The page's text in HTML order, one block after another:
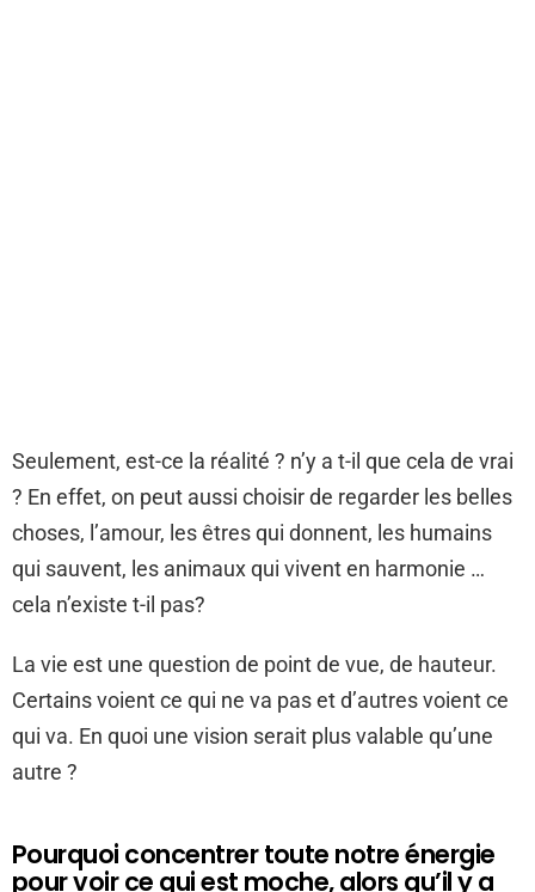
Seulement, est-ce la réalité ? n’y a t-il que cela de vrai
? En effet, on peut aussi choisir de regarder les belles
choses, l’amour, les êtres qui donnent, les humains
qui sauvent, les animaux qui vivent en harmonie …
cela n’existe t-il pas?
La vie est une question de point de vue, de hauteur.
Certains voient ce qui ne va pas et d’autres voient ce
qui va. En quoi une vision serait plus valable qu’une
autre ?
Pourquoi concentrer toute notre énergie
pour voir ce qui est moche, alors qu’il y a